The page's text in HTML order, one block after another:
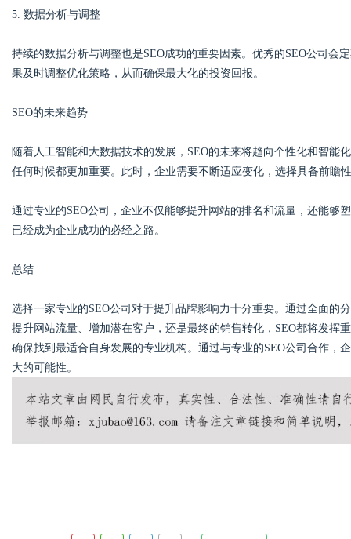
5. 数据分析与调整
持续的数据分析与调整也是SEO成功的重要因素。优秀的SEO公司会
果及时调整优化策略，从而确保最大化的投资回报。
SEO的未来趋势
随着人工智能和大数据技术的发展，SEO的未来将趋向个性化和智
任何时候都更加重要。此时，企业需要不断适应变化，选择具备前瞻
通过专业的SEO公司，企业不仅能够提升网站的排名和流量，还能够
已经成为企业成功的必经之路。
总结
选择一家专业的SEO公司对于提升品牌影响力十分重要。通过全面的
提升网站流量、增加潜在客户，还是最终的销售转化，SEO都将发挥
确保找到最适合自身发展的专业机构。通过与专业的SEO公司合作，
大的可能性。